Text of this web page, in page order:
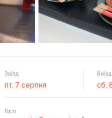
Заїзд Виїзд
Гості